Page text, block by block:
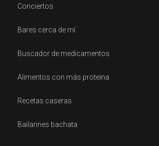
Conciertos
Bares cerca de mí
Buscador de medicamentos
Alimentos con más proteina
Recetas caseras
Bailarines bachata